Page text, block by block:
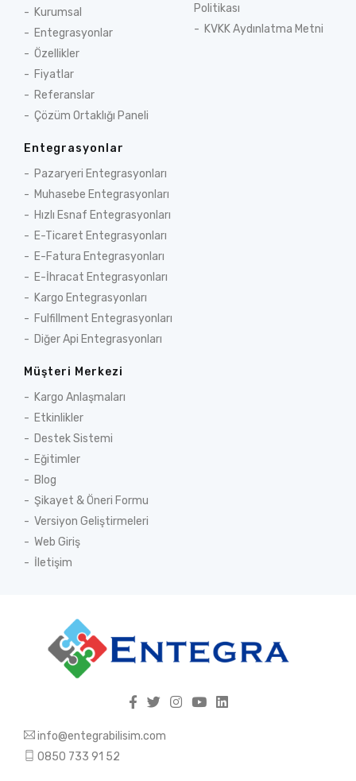
Kurumsal
Entegrasyonlar
Özellikler
Fiyatlar
Referanslar
Çözüm Ortaklığı Paneli
Politikası
KVKK Aydınlatma Metni
Entegrasyonlar
Pazaryeri Entegrasyonları
Muhasebe Entegrasyonları
Hızlı Esnaf Entegrasyonları
E-Ticaret Entegrasyonları
E-Fatura Entegrasyonları
E-İhracat Entegrasyonları
Kargo Entegrasyonları
Fulfillment Entegrasyonları
Diğer Api Entegrasyonları
Müşteri Merkezi
Kargo Anlaşmaları
Etkinlikler
Destek Sistemi
Eğitimler
Blog
Şikayet & Öneri Formu
Versiyon Geliştirmeleri
Web Giriş
İletişim
info@entegrabilisim.com
0850 733 91 52